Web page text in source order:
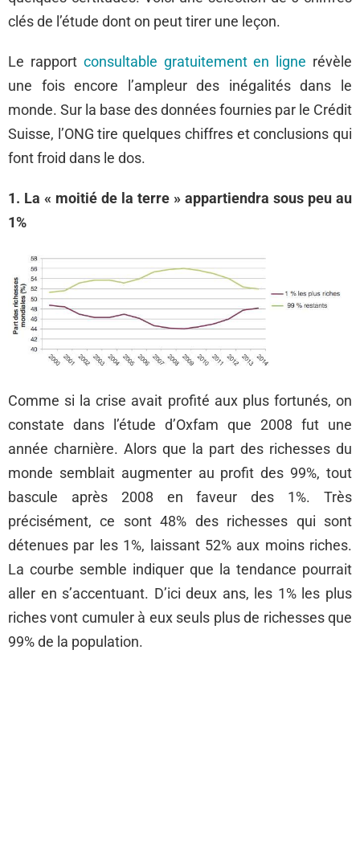
clés de l’étude dont on peut tirer une leçon.
Le rapport consultable gratuitement en ligne révèle
une fois encore l’ampleur des inégalités dans le
monde. Sur la base des données fournies par le Crédit
Suisse, l’ONG tire quelques chiffres et conclusions qui
font froid dans le dos.
1. La « moitié de la terre » appartiendra sous peu au
1%
Comme si la crise avait profité aux plus fortunés, on
constate dans l’étude d’Oxfam que 2008 fut une
année charnière. Alors que la part des richesses du
monde semblait augmenter au profit des 99%, tout
bascule après 2008 en faveur des 1%. Très
précisément, ce sont 48% des richesses qui sont
détenues par les 1%, laissant 52% aux moins riches.
La courbe semble indiquer que la tendance pourrait
aller en s’accentuant. D’ici deux ans, les 1% les plus
riches vont cumuler à eux seuls plus de richesses que
99% de la population.